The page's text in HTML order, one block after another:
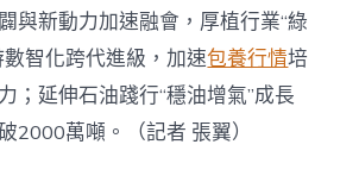
與新動力加速融會，厚植行業“綠
智化跨代進級，加速包養行情培
；延伸石油踐行“穩油增氣”成長
2000萬噸。（記者 張翼）